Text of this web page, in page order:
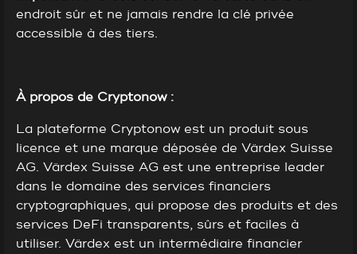
endroit sûr et ne jamais rendre la clé privée
accessible à des tiers.
À propos de Cryptonow :
La plateforme Cryptonow est un produit sous
licence et une marque déposée de Värdex Suisse
AG. Värdex Suisse AG est une entreprise leader
dans le domaine des services financiers
cryptographiques, qui propose des produits et des
services DeFi transparents, sûrs et faciles à
utiliser. Värdex est un intermédiaire financier